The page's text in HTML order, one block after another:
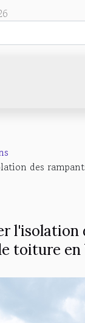
des
l'isolation
toiture en